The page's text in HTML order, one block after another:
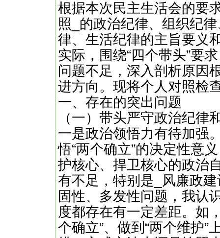
根据本次民主生活会的要
照_的政治纪律、组织纪
律、生活纪律的主旨要义
实际，围绕“四个带头”要
问题不足，深入剖析原因
进方向。现将个人对照检
一、存在的突出问题
（一）带头严守政治纪
一是政治领悟力有待加强
悟“两个确立”的决定性意
护核心、捍卫核心的政治
有不足，特别是_风廉政
固性、多发性问题，我认
度都存在有一定差距。如
个确立”、做到“两个维护